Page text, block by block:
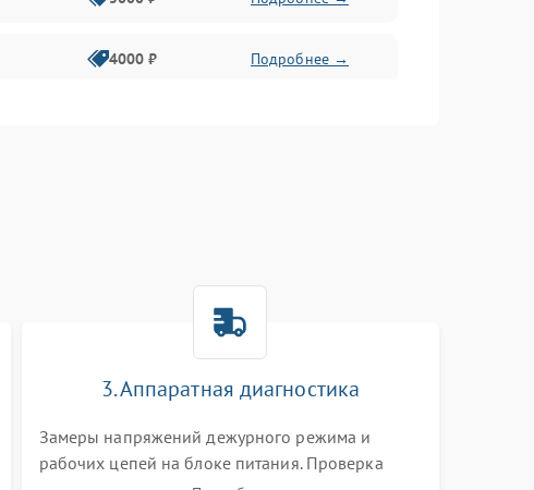
4000 ₽ Подробнее →
3. Аппаратная диагностика
Замеры напряжений дежурного режима и
рабочих цепей на блоке питания. Проверка